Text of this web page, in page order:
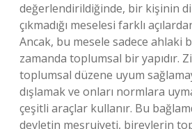
değerlendirildiğinde, bir kişinin
çıkmadığı meselesi farklı
Ancak, bu mesele sadece ahlaki
zamanda toplumsal bir yapıdır.
toplumsal düzene uyum
dışlamak ve onları normlara
çeşitli araçlar kullanır. Bu
devletin meşruiyeti, bireylerin